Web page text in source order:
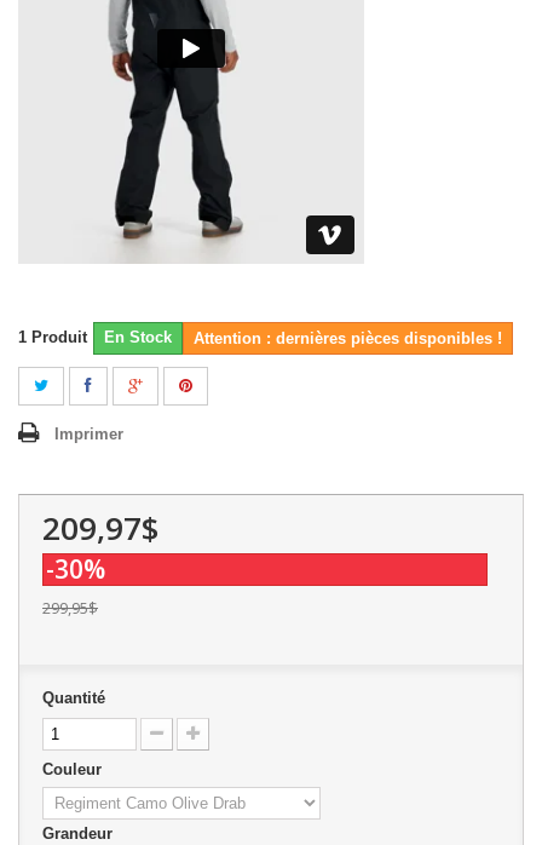
1 Produit En Stock Attention : dernières pièces disponibles !
Imprimer
209,97$
-30%
299,95$
Quantité
Couleur
Grandeur